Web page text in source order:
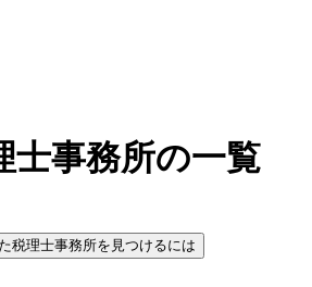
士事務所の一覧
税理士事務所を見つけるには